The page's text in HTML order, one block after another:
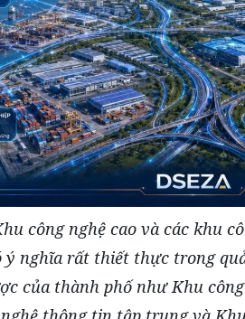
công nghệ cao và các khu
ý nghĩa rất thiết thực trong
của thành phố như Khu